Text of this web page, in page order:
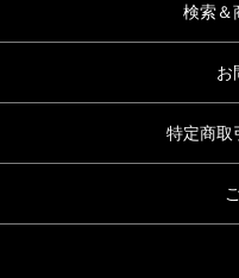
検索＆
お
特定商取